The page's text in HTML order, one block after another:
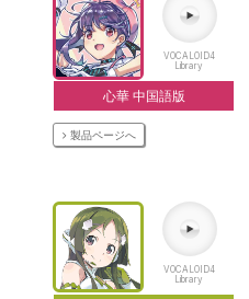
VOCALOID4
Library
心華 中国語版
製品ページへ
VOCALOID4
Library